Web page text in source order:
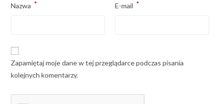
Nazwa * E-mail *
Zapamiętaj moje dane w tej przeglądarce podczas pisania
kolejnych komentarzy.